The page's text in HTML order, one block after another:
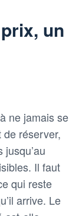
un
ne jamais se
de réserver,
Il faut
qui reste
arrive. Le